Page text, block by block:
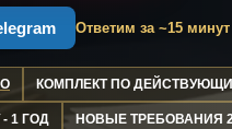
Ответим за ~15 минут
КОМПЛЕКТ ПО
1 ГОД НОВЫЕ ТРЕБОВАНИЯ